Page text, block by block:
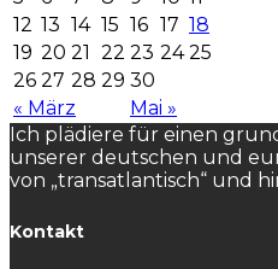
« März Mai »
12 13 14 15 16 17 18
19 20 21 22 23 24 25
26 27 28 29 30
Ich plädiere für einen
unserer deutschen und
von „transatlantisch“ und
Kontakt